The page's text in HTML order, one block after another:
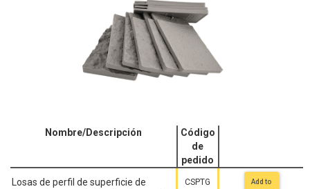
Nombre/Descripción
Código
de
pedido
Losas de perfil de superficie de
Add to
CSPTG